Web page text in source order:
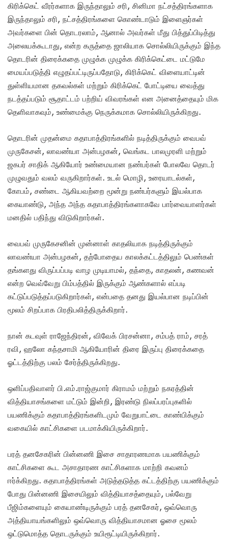
கிரிக்கெட் வீரர்களாக இருந்தாலும் சரி, சினிமா நட்சத்திரங்களாக
இருந்தாலும் சரி, நட்சத்திரங்களை கொண்டாடும் இளைஞர்கள்
அவர்களை பின் தொடரலாம், ஆனால் அவர்கள் மீது பித்துப்பிடித்து
அலையக்கூடாது, என்ற கருத்தை ஜாலியாக சொல்லியிருக்கும் இந்த
தொடரின் திரைக்கதை முழுக்க முழுக்க கிரிக்கெட்டை மட்டுமே
மையப்படுத்தி எழுதப்பட்டிருப்பதோடு, கிரிக்கெட் விளையாட்டின்
துள்ளியமான தகவல்கள் மற்றும் கிரிக்கெட் போட்டியை வைத்து
நடத்தப்படும் சூதாட்டம் பற்றிய் விவரங்கள் என அனைத்தையும் மிக
தெளிவாகவும், உண்மைக்கு நெருக்கமாக சொல்லியிருக்கிறது.
தொடரின் முதன்மை கதாபாத்திரங்களில் நடித்திருக்கும் வைபவ்
முருகேசன், லாவண்யா அன்பழகன், வெங்கட பாலமுரளி மற்றும்
ஜகபர் சாதிக் ஆகியோர் உண்மையான நண்பர்கள் போலவே தொடர்
முழுவதும் வலம் வருகிறார்கள். உடல் மொழி, உரையாடல்கள்,
கோபம், சண்டை ஆகியவற்றை மூன்று நண்பர்களும் இயல்பாக
கையாண்டு, அந்த அந்த கதாபாத்திரங்களாகவே பார்வையாளர்கள்
மனதில் பதிந்து விடுகிறார்கள்.
வைபவ் முருகேசனின் முன்னாள் காதலியாக நடித்திருக்கும்
லாவண்யா அன்பழகன், தற்போதைய காலக்கட்டத்திலும் பெண்கள்
தங்களது விருப்பப்படி வாழ முடியாமல், தந்தை, காதலன், கணவன்
என்ற வெவ்வேறு பிம்பத்தில் இருக்கும் ஆண்களால் எப்படி
கட்டுப்படுத்தப்படுகிறார்கள், என்பதை தனது இயல்பான நடிப்பின்
மூலம் சிறப்பாக பிரதிபலித்திருக்கிறார்.
நான் கடவுள் ராஜேந்திரன், விவேக் பிரசன்னா, சம்பத் ராம், சரத்
ரவி, ஹலோ கந்தசாமி ஆகியோரின் திரை இருப்பு திரைக்கதை
ஓட்டத்திற்கு பலம் சேர்த்திருக்கிறது.
ஒளிப்பதிவாளர் பி.எம்.ராஜ்குமார் கிராமம் மற்றும் நகரத்தின்
வித்தியாசங்களை மட்டும் இன்றி, இரண்டு நிலப்பரப்புகளில்
பயணிக்கும் கதாபாத்திரங்களிடமும் வேறுபாட்டை காண்பிக்கும்
வகையில் காட்சிகளை படமாக்கியிருக்கிறார்.
பரத் தனசேகரின் பின்னணி இசை சாதாரணமாக பயணிக்கும்
காட்சிகளை கூட அசாதாரண காட்சிகளாக மாற்றி கவனம்
ஈர்க்கிறது. கதாபாத்திரங்கள் அடுத்தடுத்த கட்டத்திற்கு பயணிக்கும்
போது பின்னணி இசையிலும் வித்தியாசத்தையும், பல்வேறு
பீஜிம்களையும் கையாண்டிருக்கும் பரத் தனசேகர், ஒவ்வொரு
அத்தியாயங்களிலும் ஒவ்வொரு வித்தியாசமான ஓசை மூலம்
ஒட்டுமொத்த தொடருக்கும் உயிரூட்டியிருக்கிறார்.